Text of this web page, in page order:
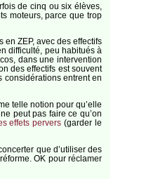
de cinq ou six élèves,
moteurs, parce que trop
ZEP, avec des effectifs
difficulté, peu habitués à
dans une intervention
des effectifs est souvent
considérations entrent en
telle notion pour qu’elle
peut pas faire ce qu’on
effets pervers (garder le
que d’utiliser des
OK pour réclamer